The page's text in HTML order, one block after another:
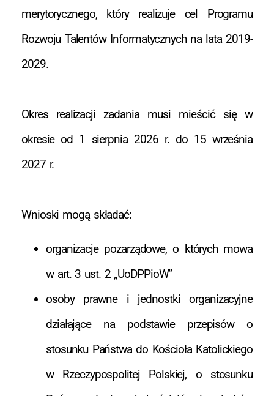
merytorycznego, który realizuje cel Programu
Rozwoju Talentów Informatycznych na lata 2019-
2029.
Okres realizacji zadania musi mieścić się w
okresie od 1 sierpnia 2026 r. do 15 września
2027 r.
Wnioski mogą składać:
organizacje pozarządowe, o których mowa
w art. 3 ust. 2 „UoDPPioW”
osoby prawne i jednostki organizacyjne
działające na podstawie przepisów o
stosunku Państwa do Kościoła Katolickiego
w Rzeczypospolitej Polskiej, o stosunku